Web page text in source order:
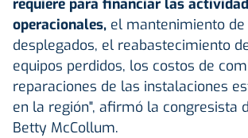
operacionales, el mantenimiento de
desplegados, el reabastecimiento
equipos perdidos, los costos de
reparaciones de las instalaciones
en la región", afirmó la congresista
Betty McCollum.